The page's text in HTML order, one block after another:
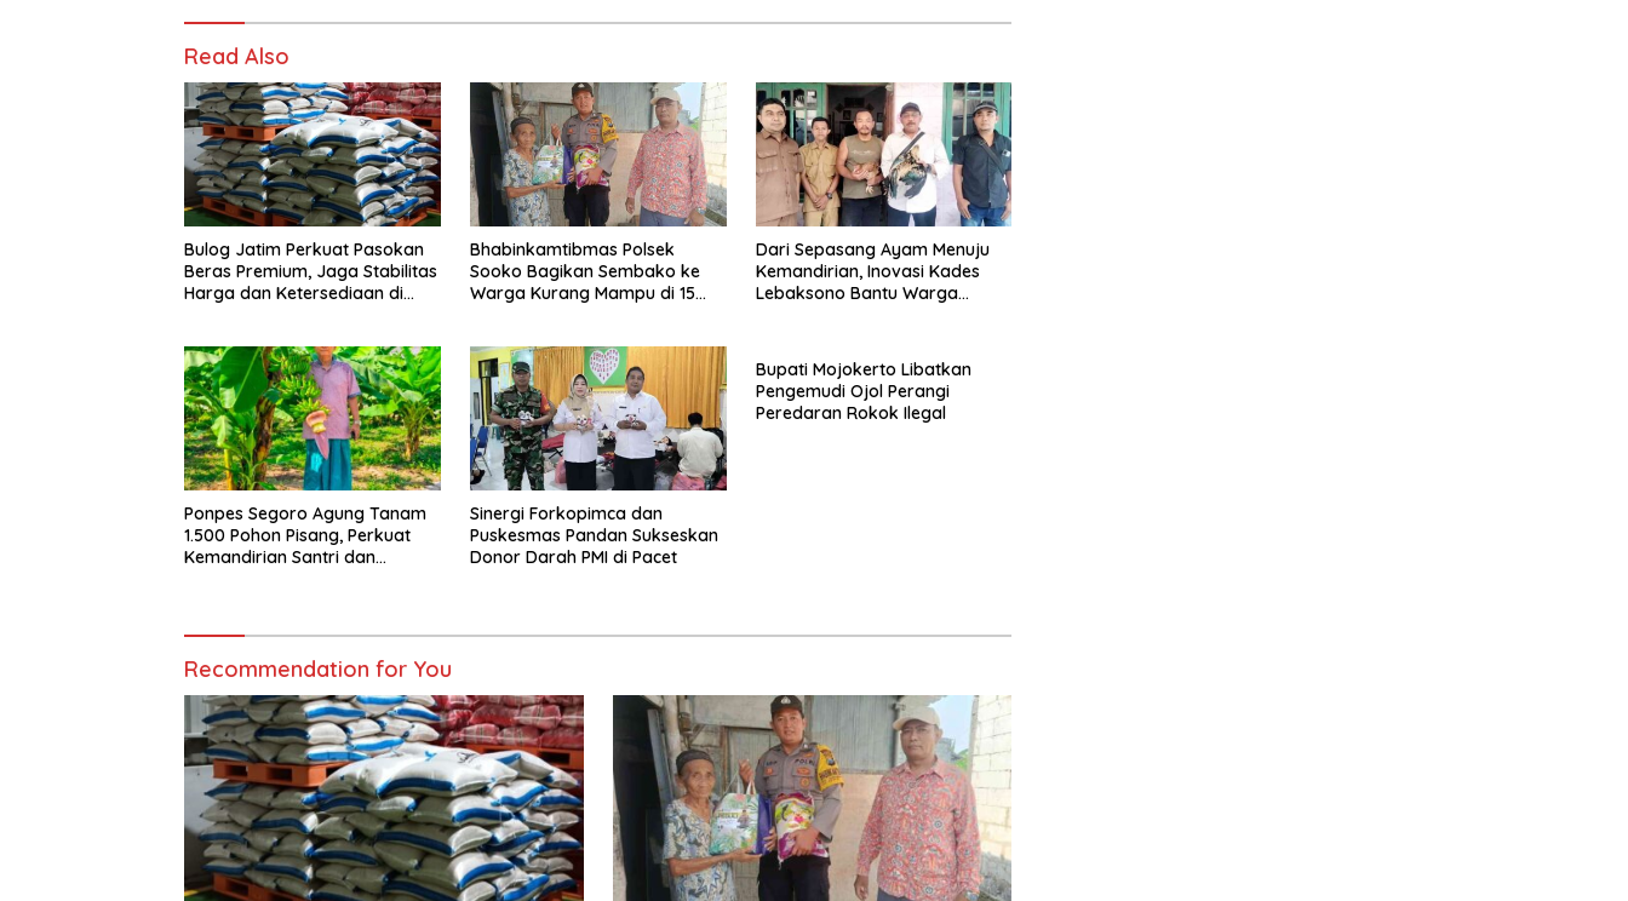
Read Also
Bulog Jatim Perkuat Pasokan
Beras Premium, Jaga Stabilitas
Harga dan Ketersediaan di
Bhabinkamtibmas Polsek
Sooko Bagikan Sembako ke
Warga Kurang Mampu di 15
Dari Sepasang Ayam Menuju
Kemandirian, Inovasi Kades
Lebaksono Bantu Warga
Ponpes Segoro Agung Tanam
1.500 Pohon Pisang, Perkuat
Kemandirian Santri dan
Sinergi Forkopimca dan
Puskesmas Pandan Sukseskan
Donor Darah PMI di Pacet
Bupati Mojokerto Libatkan
Pengemudi Ojol Perangi
Peredaran Rokok Ilegal
Recommendation for You